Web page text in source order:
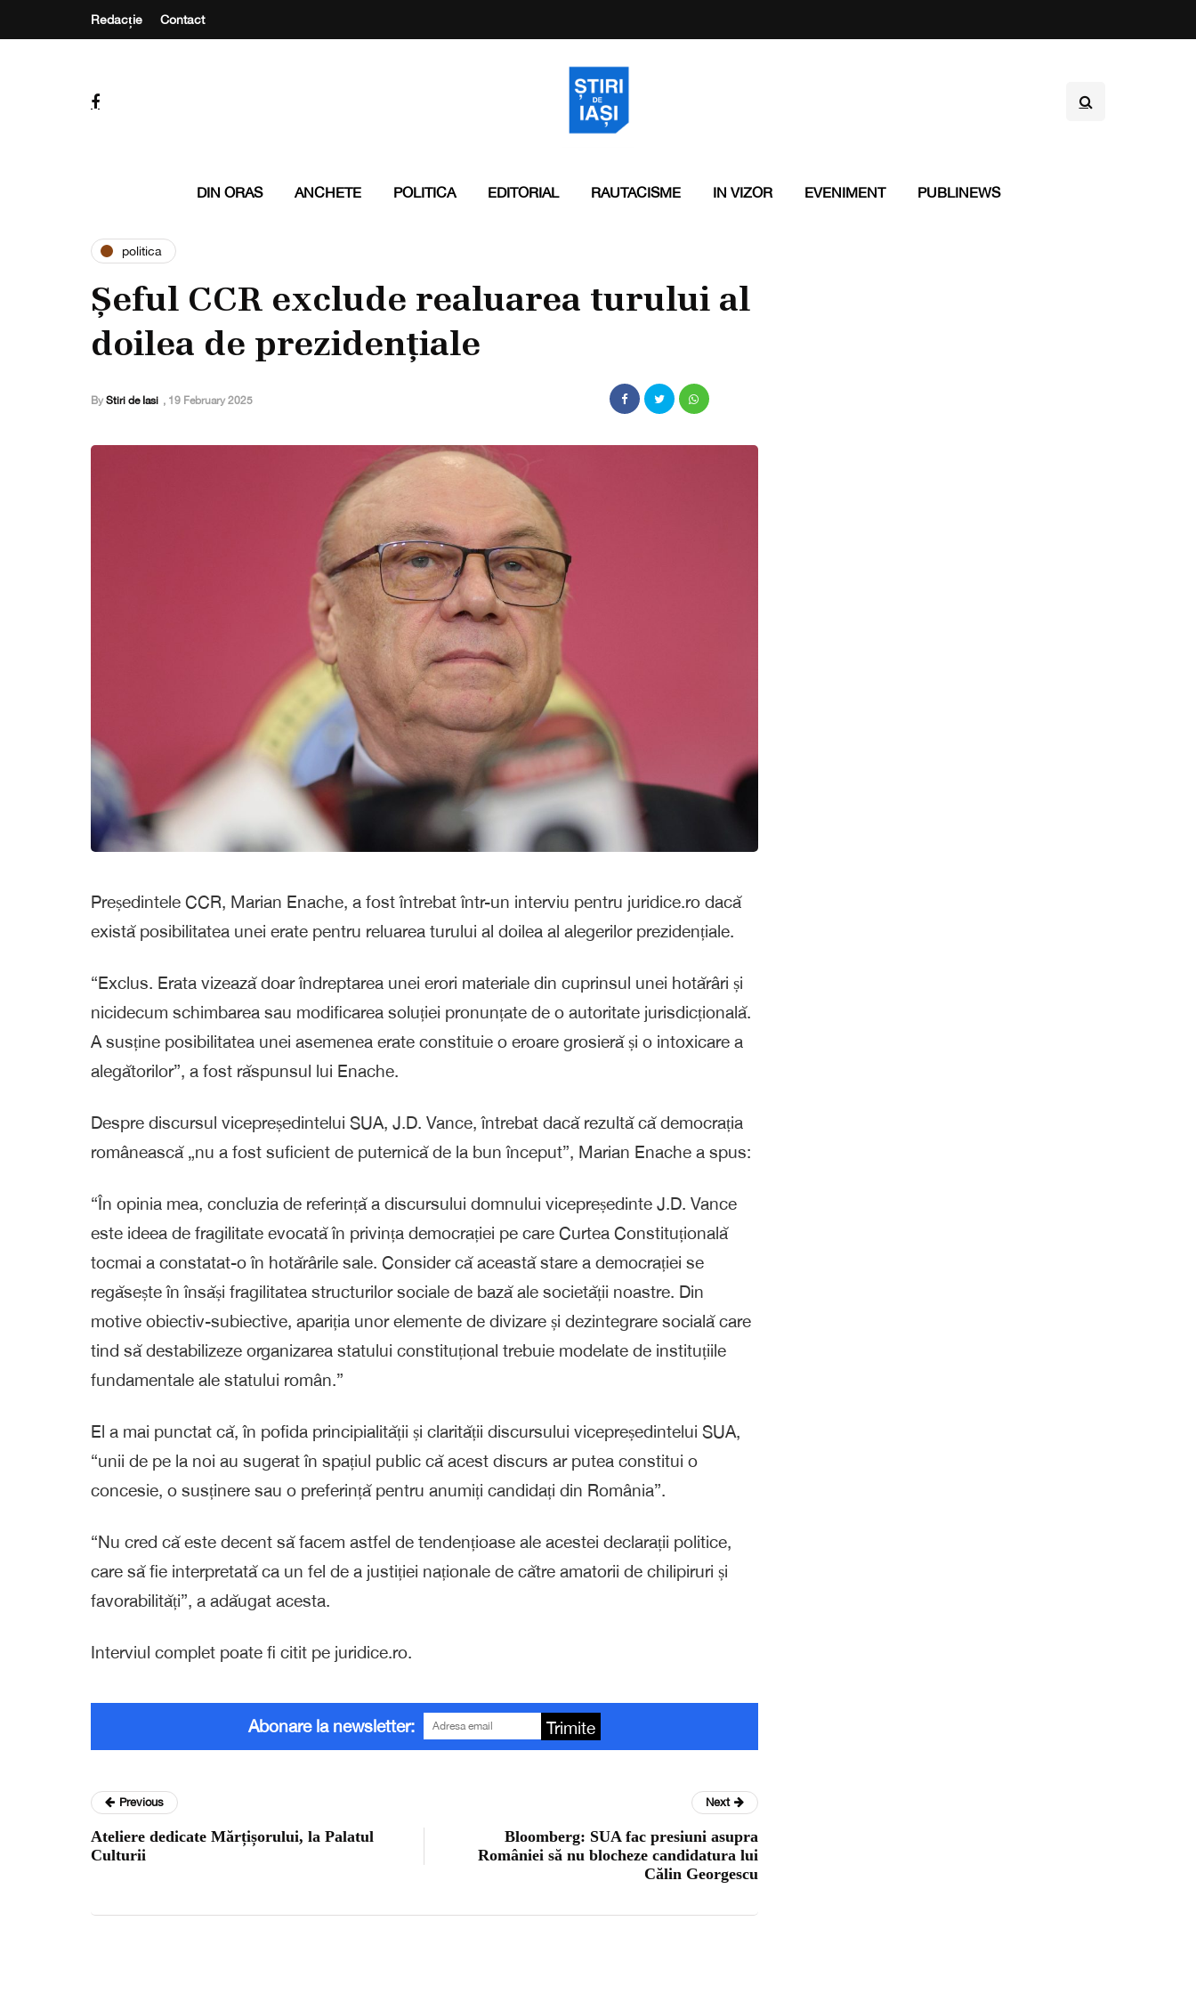
Redacție Contact
DIN ORAS ANCHETE POLITICA EDITORIAL RAUTACISME IN VIZOR EVENIMENT PUBLINEWS
politica
Șeful CCR exclude realuarea turului al
doilea de prezidențiale
By Stiri de Iasi , 19 February 2025
Președintele CCR, Marian Enache, a fost întrebat într-un interviu pentru juridice.ro dacă
există posibilitatea unei erate pentru reluarea turului al doilea al alegerilor prezidențiale.
“Exclus. Erata vizează doar îndreptarea unei erori materiale din cuprinsul unei hotărâri și
nicidecum schimbarea sau modificarea soluției pronunțate de o autoritate jurisdicțională.
A susține posibilitatea unei asemenea erate constituie o eroare grosieră și o intoxicare a
alegătorilor”, a fost răspunsul lui Enache.
Despre discursul vicepreședintelui SUA, J.D. Vance, întrebat dacă rezultă că democrația
românească „nu a fost suficient de puternică de la bun început”, Marian Enache a spus:
“În opinia mea, concluzia de referință a discursului domnului vicepreședinte J.D. Vance
este ideea de fragilitate evocată în privința democrației pe care Curtea Constituțională
tocmai a constatat-o în hotărârile sale. Consider că această stare a democrației se
regăsește în însăși fragilitatea structurilor sociale de bază ale societății noastre. Din
motive obiectiv-subiective, apariția unor elemente de divizare și dezintegrare socială care
tind să destabilizeze organizarea statului constituțional trebuie modelate de instituțiile
fundamentale ale statului român.”
El a mai punctat că, în pofida principialității și clarității discursului vicepreședintelui SUA,
“unii de pe la noi au sugerat în spațiul public că acest discurs ar putea constitui o
concesie, o susținere sau o preferință pentru anumiți candidați din România”.
“Nu cred că este decent să facem astfel de tendențioase ale acestei declarații politice,
care să fie interpretată ca un fel de a justiției naționale de către amatorii de chilipiruri și
favorabilități”, a adăugat acesta.
Interviul complet poate fi citit pe juridice.ro.
Abonare la newsletter: Trimite
Previous
Ateliere dedicate Mărțișorului, la Palatul
Culturii
Next
Bloomberg: SUA fac presiuni asupra
României să nu blocheze candidatura lui
Călin Georgescu